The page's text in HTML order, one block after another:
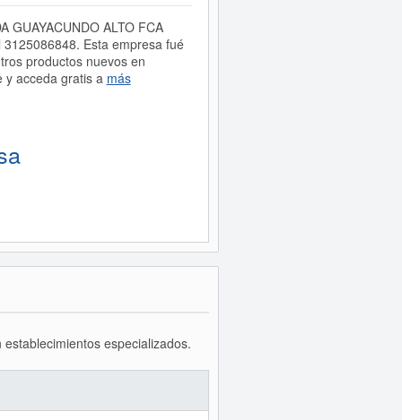
GUAYACUNDO ALTO FCA
3125086848. Esta empresa fué
productos nuevos en
y acceda gratis a más
especializados.